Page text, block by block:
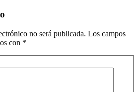
no será publicada. Los campos
con *